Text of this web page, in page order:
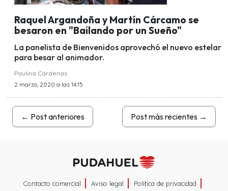
Raquel Argandoña y Martín Cárcamo se
besaron en "Bailando por un Sueño"
La panelista de Bienvenidos aprovechó el nuevo estelar
para besar al animador.
Paulina Cárdenas
2 marzo, 2020 a las 14:15
← Post anteriores Post más recientes →
Contacto comercial Aviso legal
Política de privacidad